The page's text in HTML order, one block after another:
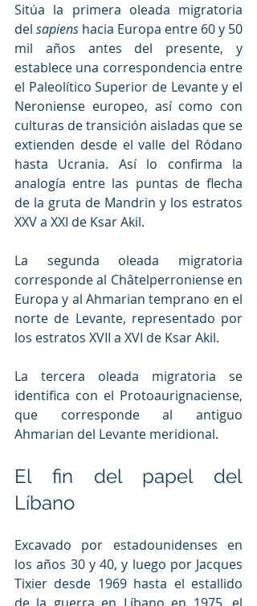
Sitúa la primera oleada migratoria
del sapiens hacia Europa entre 60 y 50
mil años antes del presente, y
establece una correspondencia entre
el Paleolítico Superior de Levante y el
Neroniense europeo, así como con
culturas de transición aisladas que se
extienden desde el valle del Ródano
hasta Ucrania. Así lo confirma la
analogía entre las puntas de flecha
de la gruta de Mandrin y los estratos
XXV a XXI de Ksar Akil.
La segunda oleada migratoria
corresponde al Châtelperroniense en
Europa y al Ahmarian temprano en el
norte de Levante, representado por
los estratos XVII a XVI de Ksar Akil.
La tercera oleada migratoria se
identifica con el Protoaurignaciense,
que corresponde al antiguo
Ahmarian del Levante meridional.
El fin del papel del
Líbano
Excavado por estadounidenses en
los años 30 y 40, y luego por Jacques
Tixier desde 1969 hasta el estallido